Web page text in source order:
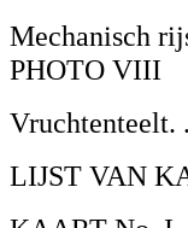
Mechanisch
PHOTO VIII
Vruchtenteelt.
LIJST VAN